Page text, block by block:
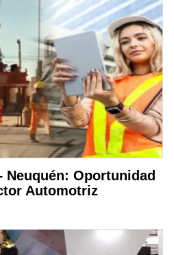
Oportunidad
Automotriz